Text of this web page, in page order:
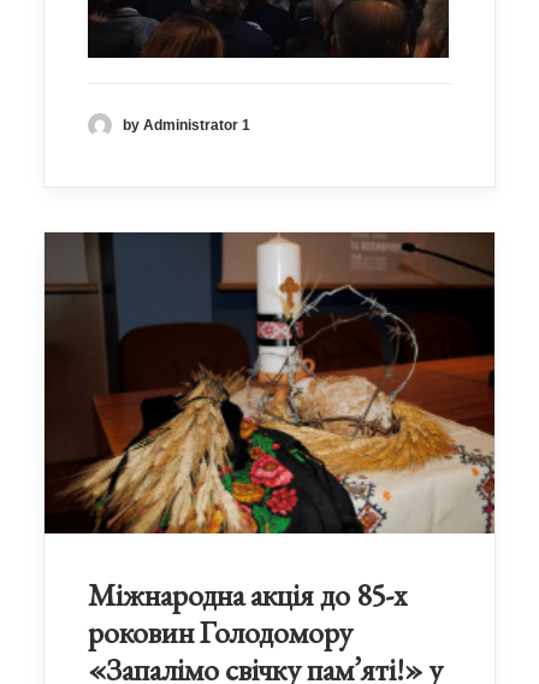
by Administrator 1
Міжнародна акція до 85-х
роковин Голодомору
«Запалімо свічку пам’яті!» у